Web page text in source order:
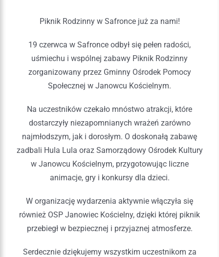
Piknik Rodzinny w Safronce już za nami!
19 czerwca w Safronce odbył się pełen radości,
uśmiechu i wspólnej zabawy Piknik Rodzinny
zorganizowany przez Gminny Ośrodek Pomocy
Społecznej w Janowcu Kościelnym.
Na uczestników czekało mnóstwo atrakcji, które
dostarczyły niezapomnianych wrażeń zarówno
najmłodszym, jak i dorosłym. O doskonałą zabawę
zadbali Hula Lula oraz Samorządowy Ośrodek Kultury
w Janowcu Kościelnym, przygotowując liczne
animacje, gry i konkursy dla dzieci.
W organizację wydarzenia aktywnie włączyła się
również OSP Janowiec Kościelny, dzięki której piknik
przebiegł w bezpiecznej i przyjaznej atmosferze.
Serdecznie dziękujemy wszystkim uczestnikom za